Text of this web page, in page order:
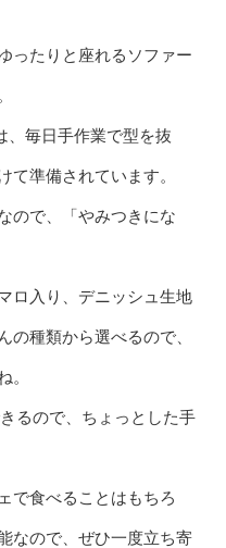
ったりと座れるソファー
、毎日手作業で型を抜
て準備されています。
ので、「やみつきにな
ロ入り、デニッシュ生地
の種類から選べるので、
。
るので、ちょっとした手
で食べることはもちろ
なので、ぜひ一度立ち寄